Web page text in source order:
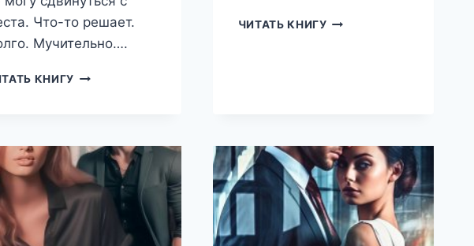
Что-то решает.
Мучительно….
КНИГУ НЕЗНАКОМКА.
ЧИТАТЬ КНИГУ ТЫ